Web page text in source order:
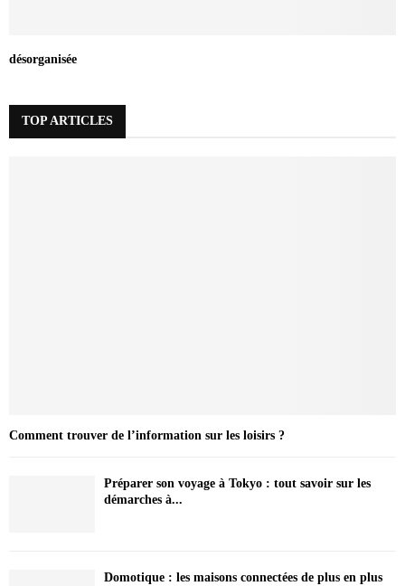
désorganisée
TOP ARTICLES
Comment trouver de l’information sur les loisirs ?
Préparer son voyage à Tokyo : tout savoir sur les
démarches à...
Domotique : les maisons connectées de plus en plus